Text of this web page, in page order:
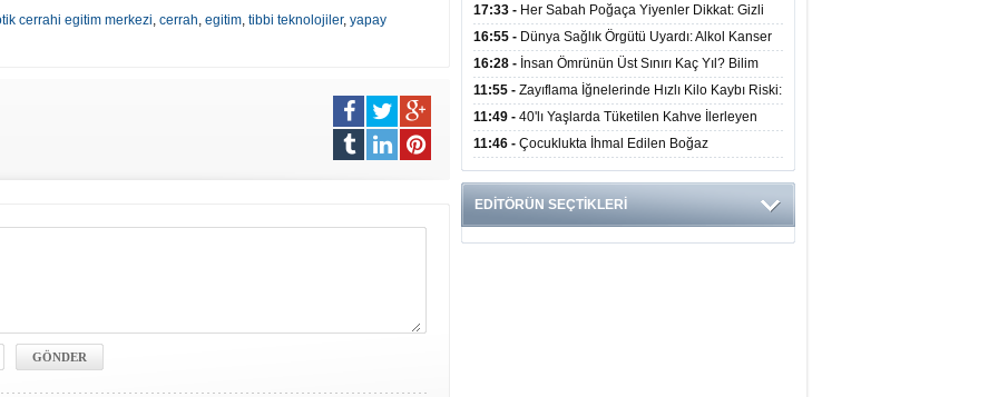
cerrahi egitim merkezi, cerrah, egitim, tibbi teknolojiler, yapay
Yalnızca Göğüs Ağrısıyla Gelmiyor
17:33 - Her Sabah Poğaça Yiyenler Dikkat: Gizli
Şeker ve Yağ Yükü Kalbi ve Bağırsakları Tehdit
Ediyor
16:55 - Dünya Sağlık Örgütü Uyardı: Alkol Kanser
Riskini Doğrudan Artırıyor
16:28 - İnsan Ömrünün Üst Sınırı Kaç Yıl? Bilim
İnsanlarından Yeni Yaşam Süresi Modeli
11:55 - Zayıflama İğnelerinde Hızlı Kilo Kaybı Riski:
Uzmanlar Hekim Kontrolü Şart Diyor
11:49 - 40'lı Yaşlarda Tüketilen Kahve İlerleyen
Yıllarda Zihinsel ve Fiziksel Sağlığı Koruyor
11:46 - Çocuklukta İhmal Edilen Boğaz
Enfeksiyonu İleride Kalp Kapağını Bozabiliyor
EDİTÖRÜN SEÇTİKLERİ